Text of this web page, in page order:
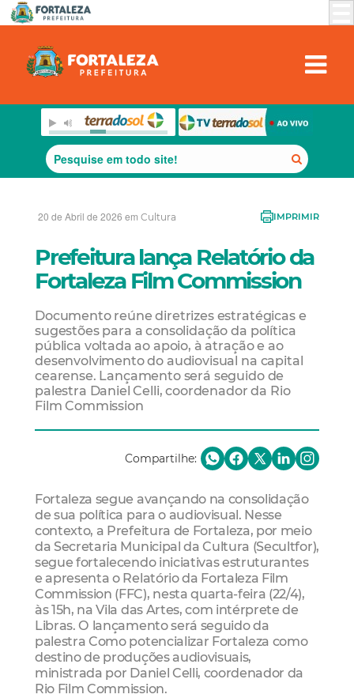
20 de Abril de 2026 em Cultura IMPRIMIR
Prefeitura lança Relatório da
Fortaleza Film Commission
Documento reúne diretrizes estratégicas e
sugestões para a consolidação da política
pública voltada ao apoio, à atração e ao
desenvolvimento do audiovisual na capital
cearense. Lançamento será seguido de
palestra Daniel Celli, coordenador da Rio
Film Commission
Compartilhe:
Fortaleza segue avançando na consolidação
de sua política para o audiovisual. Nesse
contexto, a Prefeitura de Fortaleza, por meio
da Secretaria Municipal da Cultura (Secultfor),
segue fortalecendo iniciativas estruturantes
e apresenta o Relatório da Fortaleza Film
Commission (FFC), nesta quarta-feira (22/4),
às 15h, na Vila das Artes, com intérprete de
Libras. O lançamento será seguido da
palestra Como potencializar Fortaleza como
destino de produções audiovisuais,
ministrada por Daniel Celli, coordenador da
Rio Film Commission.